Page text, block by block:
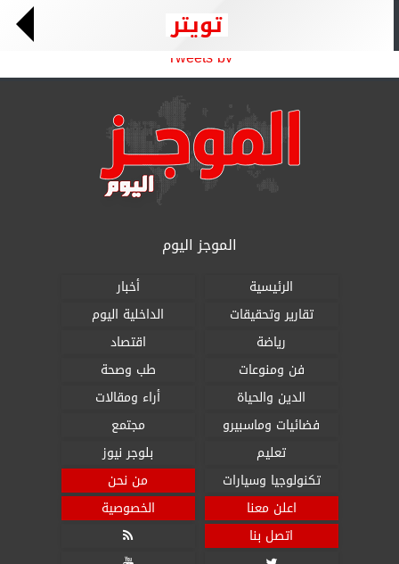
تويتر
Tweets by
الموجز اليوم
الرئيسية
أخبار
تقارير وتحقيقات
الداخلية اليوم
رياضة
اقتصاد
فن ومنوعات
طب وصحة
الدين والحياة
أراء ومقالات
فضائيات وماسبيرو
مجتمع
تعليم
بلوجر نيوز
تكنولوجيا وسيارات
من نحن
اعلن معنا
الخصوصية
اتصل بنا
